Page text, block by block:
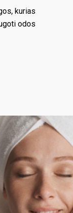
kurias
odos